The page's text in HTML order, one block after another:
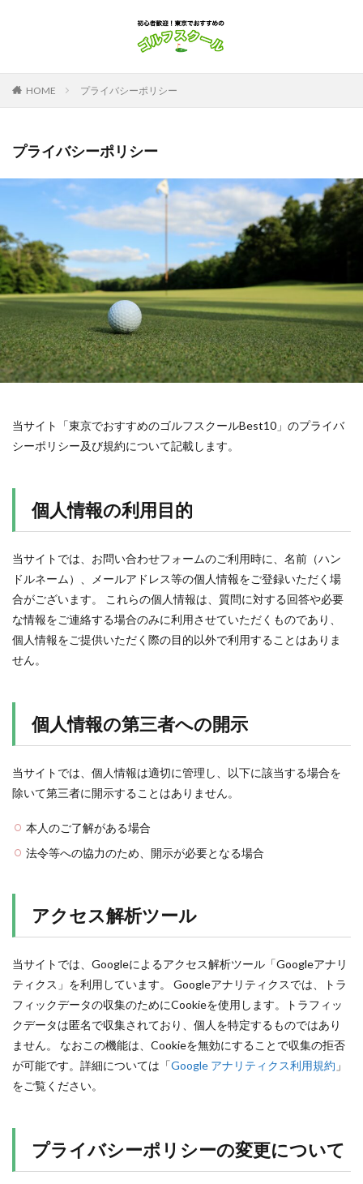
HOME プライバシーポリシー
プライバシーポリシー
当サイト「東京でおすすめのゴルフスクールBest10」のプライバ
シーポリシー及び規約について記載します。
個人情報の利用目的
当サイトでは、お問い合わせフォームのご利用時に、名前（ハン
ドルネーム）、メールアドレス等の個人情報をご登録いただく場
合がございます。 これらの個人情報は、質問に対する回答や必要
な情報をご連絡する場合のみに利用させていただくものであり、
個人情報をご提供いただく際の目的以外で利用することはありま
せん。
個人情報の第三者への開示
当サイトでは、個人情報は適切に管理し、以下に該当する場合を
除いて第三者に開示することはありません。
本人のご了解がある場合
法令等への協力のため、開示が必要となる場合
アクセス解析ツール
当サイトでは、Googleによるアクセス解析ツール「Googleアナリ
ティクス」を利用しています。 Googleアナリティクスでは、トラ
フィックデータの収集のためにCookieを使用します。トラフィッ
クデータは匿名で収集されており、個人を特定するものではあり
ません。 なおこの機能は、Cookieを無効にすることで収集の拒否
が可能です。詳細については「Google アナリティクス利用規約 」
をご覧ください。
プライバシーポリシーの変更について